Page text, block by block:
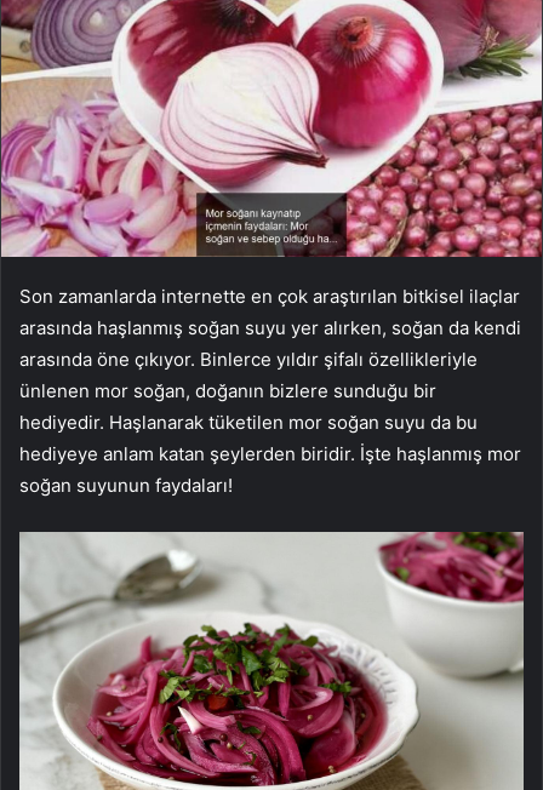
Son zamanlarda internette en çok araştırılan bitkisel ilaçlar
arasında haşlanmış soğan suyu yer alırken, soğan da kendi
arasında öne çıkıyor. Binlerce yıldır şifalı özellikleriyle
ünlenen mor soğan, doğanın bizlere sunduğu bir
hediyedir. Haşlanarak tüketilen mor soğan suyu da bu
hediyeye anlam katan şeylerden biridir. İşte haşlanmış mor
soğan suyunun faydaları!